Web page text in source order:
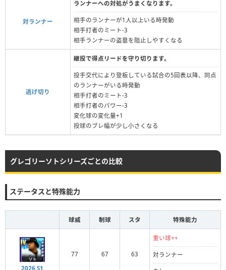
対ランナー
ランナーへの対処がうまくなります。
相手のランナーが1人以上いる時発動
相手打者のミート-3
相手ランナーの盗塁を阻止しやすくなる
逃げ切り
継投で得点リードを守り切ります。
投手交代により登板している試合の5回表以降、同点
のランナーがいる時発動
相手打者のミート-3
相手打者のパワー-3
変化球の変化量+1
投球のブレ幅が少し小さくなる
グレゴリーソトシリーズごとの比較
ステータスと特殊能力
球威 制球 スタ 特殊能力
2026 S1
77 67 63
重い球++
対ランナー